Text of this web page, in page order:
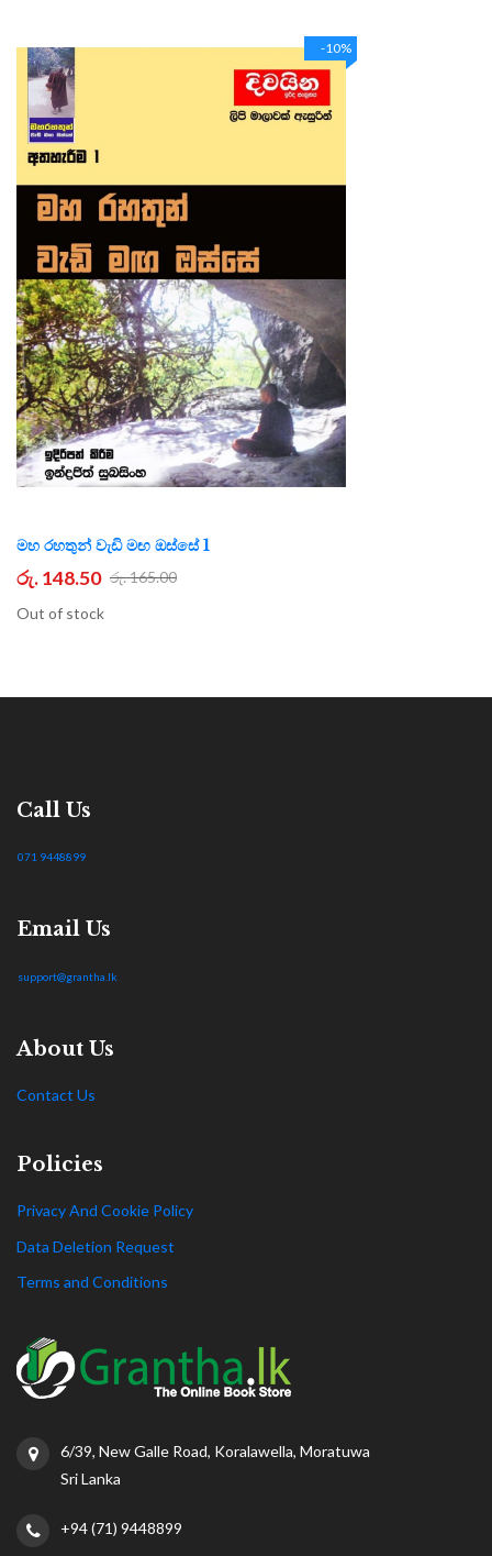
-10%
මහ රහතුන් වැඩි මඟ ඔස්සේ 1
රු. 148.50 රු. 165.00
Out of stock
Call Us
071 9448899
Email Us
support@grantha.lk
About Us
Contact Us
Policies
Privacy And Cookie Policy
Data Deletion Request
Terms and Conditions
6/39, New Galle Road, Koralawella, Moratuwa
Sri Lanka
+94 (71) 9448899